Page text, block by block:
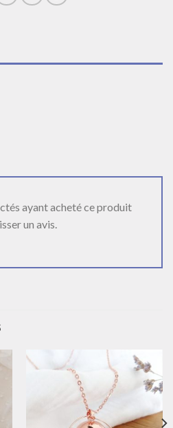
ayant acheté ce produit
un avis.